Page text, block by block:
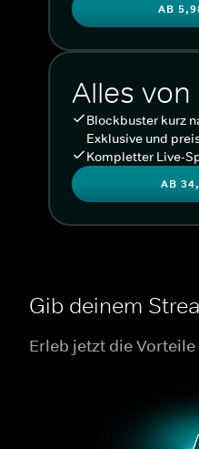
AB
Alles von
Blockbuster kurz
Exklusive und
Kompletter Live-
AB
Gib deinem
Erleb jetzt die